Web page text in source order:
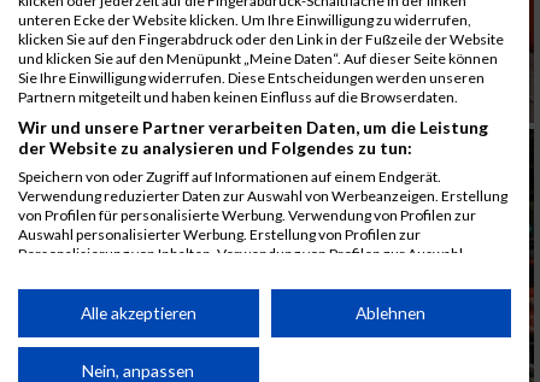
unteren Ecke der Website klicken. Um Ihre Einwilligung zu widerrufen,
klicken Sie auf den Fingerabdruck oder den Link in der Fußzeile der Website
und klicken Sie auf den Menüpunkt „Meine Daten“. Auf dieser Seite können
Sie Ihre Einwilligung widerrufen. Diese Entscheidungen werden unseren
Partnern mitgeteilt und haben keinen Einfluss auf die Browserdaten.
Wir und unsere Partner verarbeiten Daten, um die Leistung
der Website zu analysieren und Folgendes zu tun:
Speichern von oder Zugriff auf Informationen auf einem Endgerät.
Verwendung reduzierter Daten zur Auswahl von Werbeanzeigen. Erstellung
von Profilen für personalisierte Werbung. Verwendung von Profilen zur
Auswahl personalisierter Werbung. Erstellung von Profilen zur
Personalisierung von Inhalten. Verwendung von Profilen zur Auswahl
Performance von Inhalten. Analyse von Zielgruppen durch Statistiken oder
Kombinationen von Daten aus verschiedenen Quellen. Entwicklung und
von Inhalten.
Daten können außerhalb der Europäischen Union weitergegeben und in die
Alle akzeptieren Ablehnen
Nein, anpassen